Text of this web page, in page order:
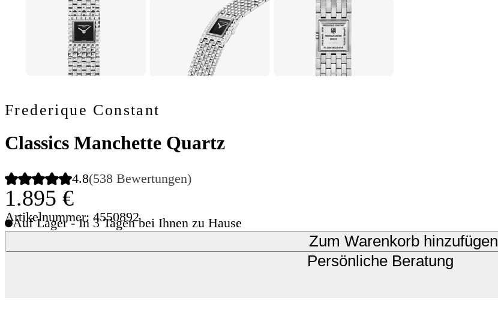
Frederique Constant
Classics Manchette Quartz
4.8(538 Bewertungen)
1.895 €
Artikelnummer: 4550892
Auf Lager - In 3 Tagen bei Ihnen zu Hause
Zum Warenkorb hinzufügen
Persönliche Beratung